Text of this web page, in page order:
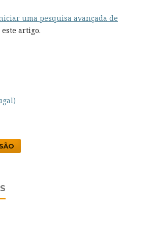
uma pesquisa avançada de
artigo.